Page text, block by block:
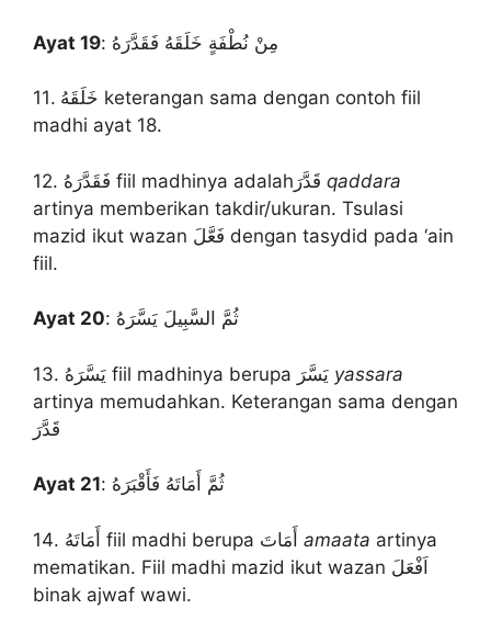
Ayat 19 : مِنْ نُطْفَةٍ خَلَقَهُ فَقَدَّرَهُ
11. خَلَقَهُ keterangan sama dengan contoh fiil
madhi ayat 18.
qaddara
artinya memberikan takdir/ukuran. Tsulasi
mazid ikut wazan فَعَّلَ dengan tasydid pada ‘ain
fiil.
Ayat 20 : ثُمَّ السَّبِيلَ يَسَّرَهُ
yassara
artinya memudahkan. Keterangan sama dengan
قَدَّرَ
Ayat 21 : ثُمَّ أَمَاتَهُ فَأَقْبَرَهُ
amaata artinya
mematikan. Fiil madhi mazid ikut wazan اَفْعَلَ
binak ajwaf wawi.